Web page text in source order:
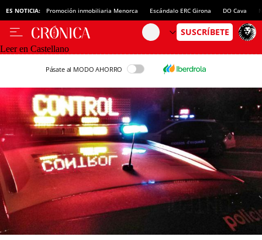
ES NOTICIA: Promoción inmobiliaria Menorca Escándalo ERC Girona DO Cava
Leer en Castellano
Pásate al MODO AHORRO